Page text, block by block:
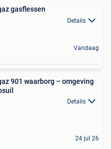
gasflessen
Details
Vandaag
901 waarborg – omgeving
Details
24 jul 26